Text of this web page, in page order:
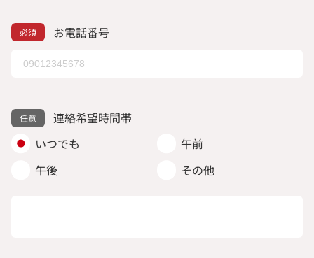
お電話番号
連絡希望時間帯
いつでも
午前
午後
その他